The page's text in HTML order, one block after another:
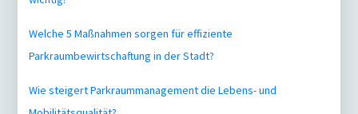
Welche 5 Maßnahmen sorgen für effiziente
Parkraumbewirtschaftung in der Stadt?
Wie steigert Parkraummanagement die Lebens- und